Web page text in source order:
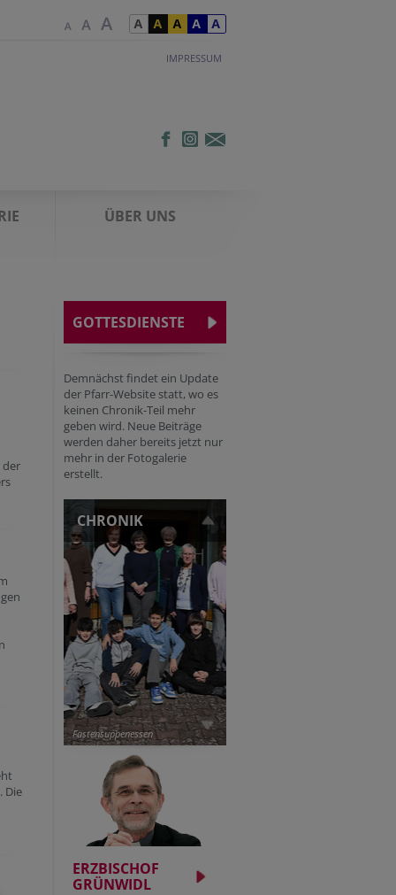
IMPRESSUM
ÜBER UNS
der
Die
GOTTESDIENSTE
Demnächst findet ein Update
der Pfarr-Website statt, wo es
keinen Chronik-Teil mehr
geben wird. Neue Beiträge
werden daher bereits jetzt nur
mehr in der Fotogalerie
erstellt.
CHRONIK
Fastensuppenessen
ERZBISCHOF
GRÜNWIDL